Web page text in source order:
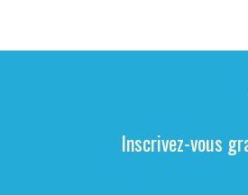
Inscrivez-vous